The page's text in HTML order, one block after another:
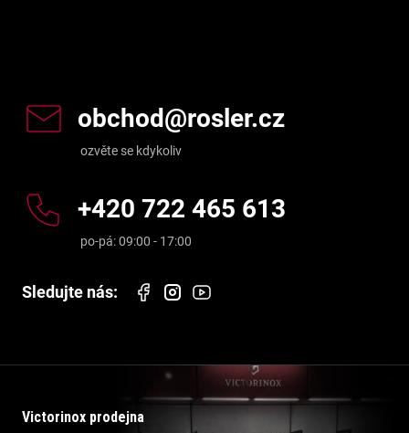
obchod@rosler.cz
+420 722 465 613
Victorinox prodejna